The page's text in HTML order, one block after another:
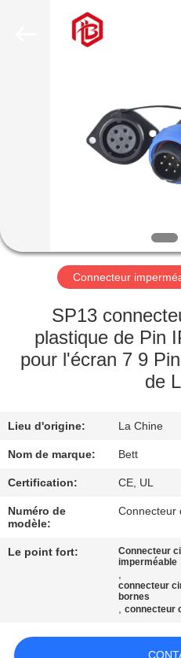
PRODUITS
DE
NOUS
VISITE
D'USINE
QUALITÉ
PLAN
DU
Connecteur
SP13
plastique de Pin
pour l'écran 7 9
de
Lieu d'origine: La Chine
Nom de marque: Bett
Certification: CE, UL
Numéro de
modèle:
Connecteur
Le point fort:
Connecteur
imperméable
,
connecteur
bornes
,connecteur